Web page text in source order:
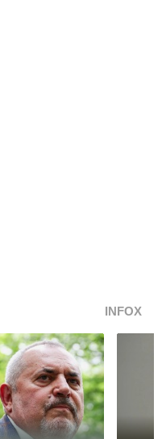
INFOX